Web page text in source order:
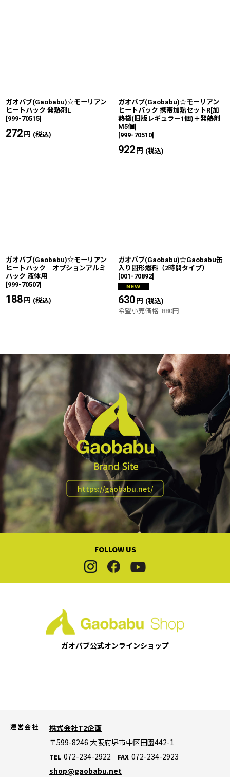
ガオバブ(Gaobabu)☆モーリアン
ヒートパック 発熱剤L
[999-70515]
272円 (税込)
ガオバブ(Gaobabu)☆モーリアン
ヒートパック 携帯加熱セットR[加
熱袋(旧版レギュラー1個)＋発熱剤
M5個]
[999-70510]
922円 (税込)
ガオバブ(Gaobabu)☆モーリアン
ヒートパック オプションアルミ
パック 液体用
[999-70507]
188円 (税込)
ガオバブ(Gaobabu)☆Gaobabu缶
入り固形燃料（2時間タイプ）
[001-70892]
630円 (税込)
希望小売価格: 880円
https://gaobabu.net/
FOLLOW US
ガオバブ公式オンラインショップ
運営会社
株式会社T2企画
〒599-8246 大阪府堺市中区田園442-1
TEL 072-234-2922 FAX 072-234-2923
shop@gaobabu.net